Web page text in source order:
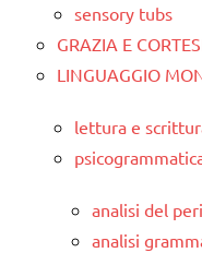
sensory tubs
GRAZIA E
LINGUAGGIO
lettura e
analisi del
analisi